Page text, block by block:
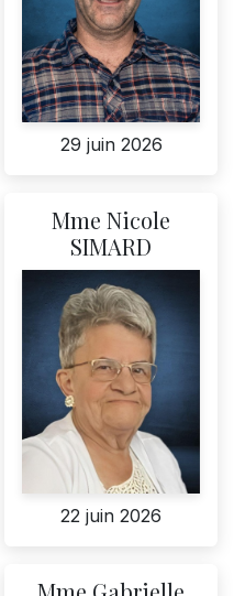
29 juin 2026
Mme Nicole
SIMARD
22 juin 2026